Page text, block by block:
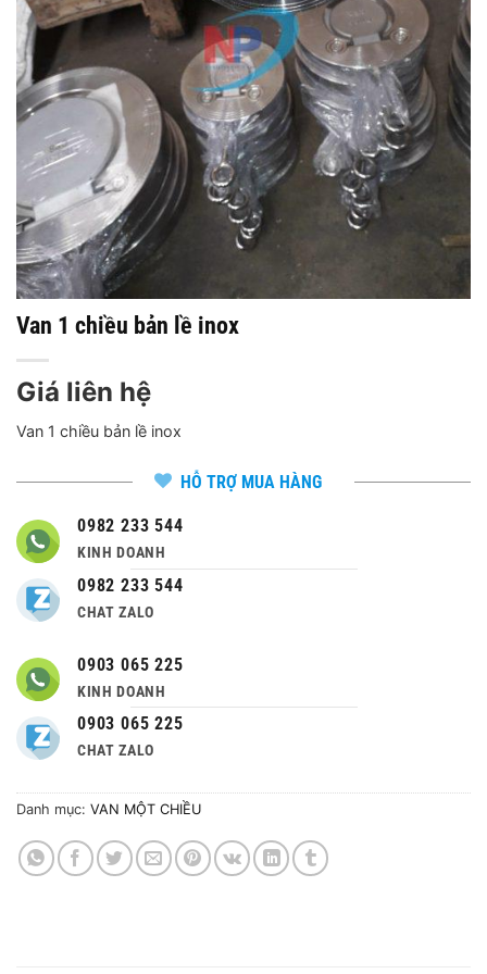
Van 1 chiều bản lề inox
Giá liên hệ
Van 1 chiều bản lề inox
HỖ TRỢ MUA HÀNG
0982 233 544
KINH DOANH
0982 233 544
CHAT ZALO
0903 065 225
KINH DOANH
0903 065 225
CHAT ZALO
Danh mục: VAN MỘT CHIỀU